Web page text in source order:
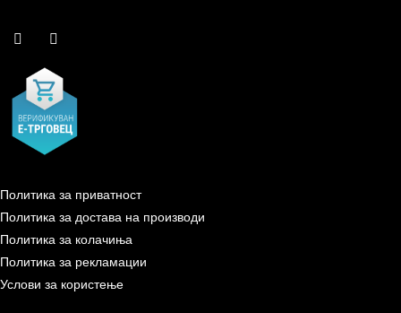
Политика за приватност
Политика за достава на производи
Политика за колачиња
Политика за рекламации
Услови за користење